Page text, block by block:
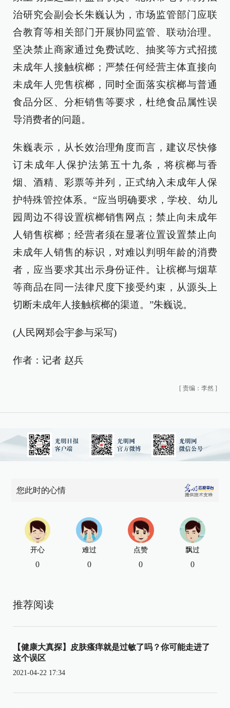
治研究会副会长朱巍认为，市场监管部门应联
合教育等相关部门开展协同监管、联动治理。
坚决禁止商家通过免费试吃、抽奖等方式招揽
未成年人接触槟榔；严禁任何经营主体直接向
未成年人兜售槟榔，同时全面落实槟榔与普通
食品分区、分柜销售等要求，杜绝食品属性误
导消费者的问题。
朱巍表示，从长效治理角度而言，建议尽快修
订未成年人保护法第五十九条，将槟榔与香
烟、酒精、彩票等并列，正式纳入未成年人保
护特殊管控体系。“应当明确要求，学校、幼儿
园周边不得设置槟榔销售网点；禁止向未成年
人销售槟榔；经营者须在显著位置设置禁止向
未成年人销售的标识，对难以判明年龄的消费
者，应当要求其出示身份证件。让槟榔与烟草
等商品在同一法律尺度下接受约束，从源头上
切断未成年人接触槟榔的渠道。”朱巍说。
(人民网郑会宇参与采写)
作者：记者 赵兵
[ 责编：李然 ]
您此时的心情
开心
0
难过
0
点赞
0
飘过
0
推荐阅读
【健康大真探】皮肤瘙痒就是过敏了吗？你可能走进了
这个误区
2021-04-22 17:34